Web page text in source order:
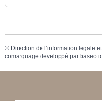
© Direction de l’information légale
comarquage developpé par